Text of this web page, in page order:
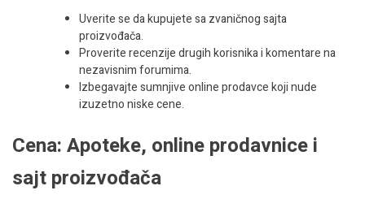
Uverite se da kupujete sa zvaničnog sajta
proizvođača.
Proverite recenzije drugih korisnika i komentare na
nezavisnim forumima.
Izbegavajte sumnjive online prodavce koji nude
izuzetno niske cene.
Cena: Apoteke, online prodavnice i
sajt proizvođača